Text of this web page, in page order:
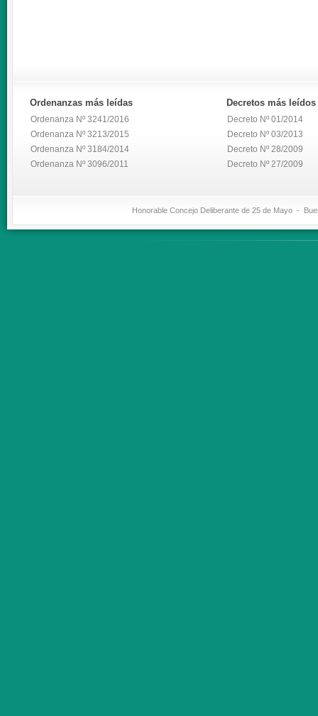
Ordenanzas más leídas
Ordenanza Nº 3241/2016
Ordenanza Nº 3213/2015
Ordenanza Nº 3184/2014
Ordenanza Nº 3096/2011
Decretos más leídos
Decreto Nº 01/2014
Decreto Nº 03/2013
Decreto Nº 28/2009
Decreto Nº 27/2009
Honorable Concejo Deliberante de 25 de